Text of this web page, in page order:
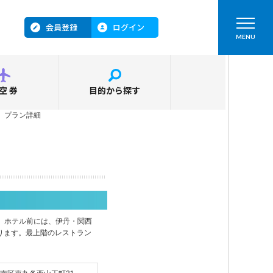
会員登録 ログイン
MENU
券 目的から探す
プラン詳細
ホテル前には、伊丹・関西
ます。最上階のレストラン